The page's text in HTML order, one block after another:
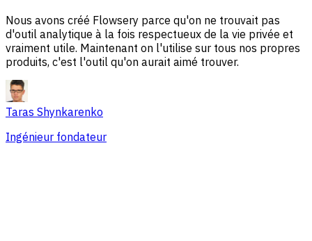
Nous avons créé Flowsery parce qu'on ne trouvait pas
d'outil analytique à la fois respectueux de la vie privée et
vraiment utile. Maintenant on l'utilise sur tous nos propres
produits, c'est l'outil qu'on aurait aimé trouver.
Taras Shynkarenko
Ingénieur fondateur
Vue d'ensemble